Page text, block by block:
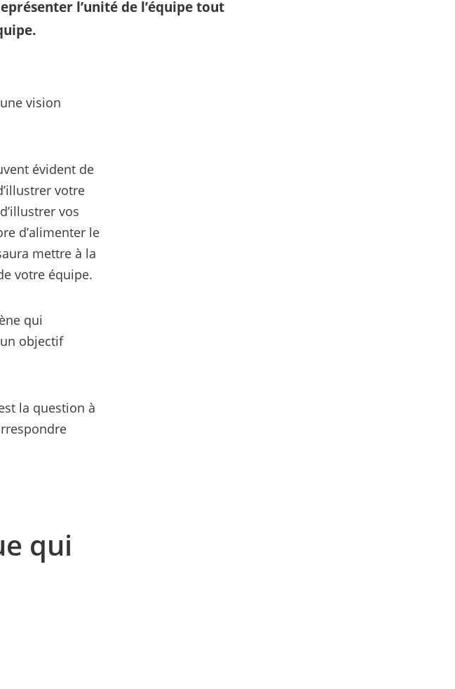
l’unité de l’équipe tout
vision
évident de
votre
vos
d’alimenter le
mettre à la
votre équipe.
qui
objectif
la question à
qui